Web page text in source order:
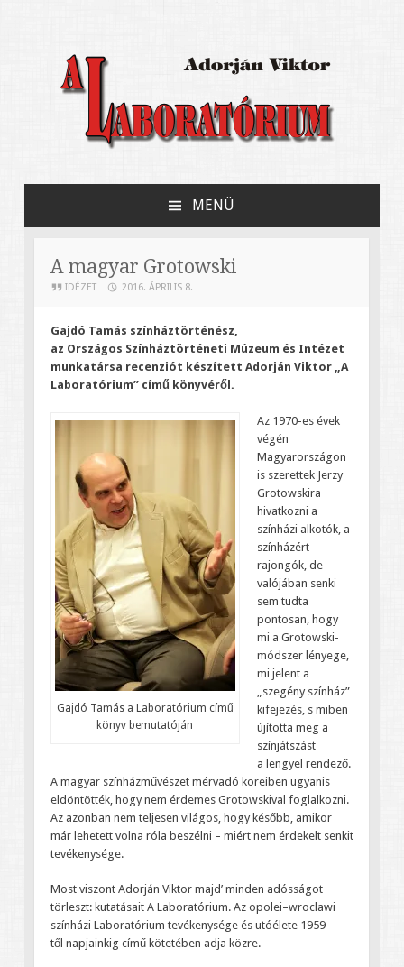
A Laboratórium
kísérleti színházáról
MENÜ
A magyar Grotowski
IDÉZET 2016. ÁPRILIS 8.
Gajdó Tamás színháztörténész,
az Országos Színháztörténeti Múzeum és Intézet
munkatársa recenziót készített Adorján Viktor „A
Laboratórium” című könyvéről.
Gajdó Tamás a Laboratórium című
könyv bemutatóján
Az 1970-es évek
végén
Magyarországon
is szerettek Jerzy
Grotowskira
hivatkozni a
színházi alkotók, a
színházért
rajongók, de
valójában senki
sem tudta
pontosan, hogy
mi a Grotowski-
módszer lényege,
mi jelent a
„szegény színház”
kifejezés, s miben
újította meg a
színjátszást
a lengyel rendező.
A magyar színházművészet mérvadó köreiben ugyanis
eldöntötték, hogy nem érdemes Grotowskival foglalkozni.
Az azonban nem teljesen világos, hogy később, amikor
már lehetett volna róla beszélni – miért nem érdekelt senkit
tevékenysége.
Most viszont Adorján Viktor majd’ minden adósságot
törleszt: kutatásait A Laboratórium. Az opolei–wroclawi
színházi Laboratórium tevékenysége és utóélete 1959-
től napjainkig című kötetében adja közre.